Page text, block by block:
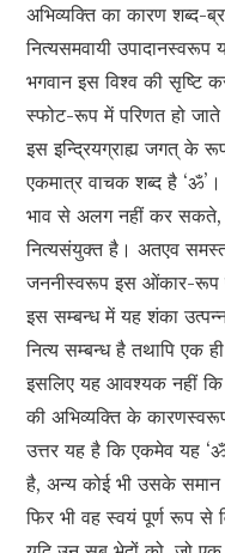
अभिव्यक्ति का कारण शब्द-
नित्यसमवायी
भगवान इस विश्व की सृष्टि
स्फोट-रूप में परिणत हो
इस इन्द्रियग्राह्य जगत् के
एकमात्र वाचक शब्द है
भाव से अलग नहीं कर सकते,
नित्यसंयुक्त है। अतएव समस्त
जननीस्वरूप इस ओंकार-रूप
इस सम्बन्ध में यह शंका
नित्य सम्बन्ध है तथापि एक
इसलिए यह आवश्यक नहीं कि
की अभिव्यक्ति के
उत्तर यह है कि एकमेव यह
है, अन्य कोई भी उसके समान
फिर भी वह स्वयं पूर्ण रूप से